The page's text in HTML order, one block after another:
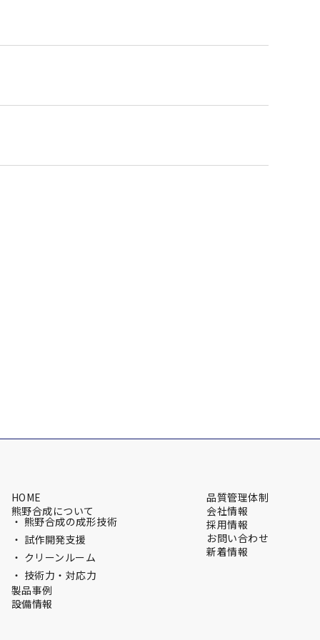
HOME
熊野合成について
・ 熊野合成の成形技術
・ 試作開発支援
・ クリーンルーム
・ 技術力・対応力
製品事例
設備情報
品質管理体制
会社情報
採用情報
お問い合わせ
新着情報